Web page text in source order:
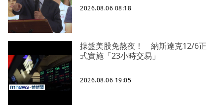
2026.08.06 08:18
操盤美股免熬夜！ 納斯達克12/6正
式實施「23小時交易」
2026.08.06 19:05